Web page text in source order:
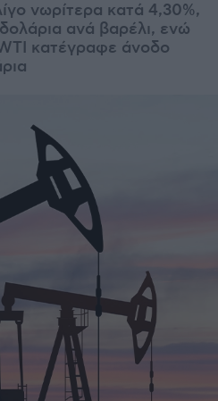
νωρίτερα κατά 4,30%,
ανά βαρέλι, ενώ
κατέγραφε άνοδο